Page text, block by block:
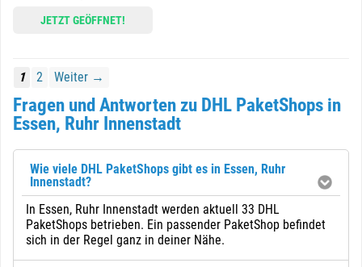
JETZT GEÖFFNET!
1 2 Weiter →
Fragen und Antworten zu DHL PaketShops in
Essen, Ruhr Innenstadt
Wie viele DHL PaketShops gibt es in Essen, Ruhr
Innenstadt?
In Essen, Ruhr Innenstadt werden aktuell 33 DHL
PaketShops betrieben. Ein passender PaketShop befindet
sich in der Regel ganz in deiner Nähe.